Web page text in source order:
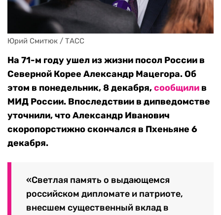
Юрий Смитюк / ТАСС
На 71-м году ушел из жизни посол России в
Северной Корее Александр Мацегора. Об
этом в понедельник, 8 декабря,сообщили в
МИД России. Впоследствии в дипведомстве
уточнили, что Александр Иванович
скоропорстижно скончался в Пхеньяне 6
декабря.
«Светлая память о выдающемся
российском дипломате и патриоте,
внесшем существенный вклад в